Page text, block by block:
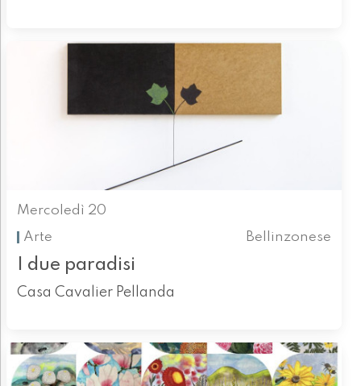
Mercoledì 20
Arte
Bellinzonese
I due paradisi
Casa Cavalier Pellanda